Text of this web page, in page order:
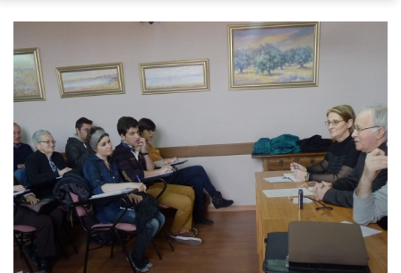
DOCTRINA DE LA IGLESIA
PORTAL DE TRANSPARENCIA
RENDICIÓN CUENTAS ENTIDADES RELIGIOSAS
PREGUNTAS FRECUENTES
CENTROS SOCIALES
APOSTOLADO SEGLAR
VIDA CONSAGRADA
VÍDEOS
AUDIOS